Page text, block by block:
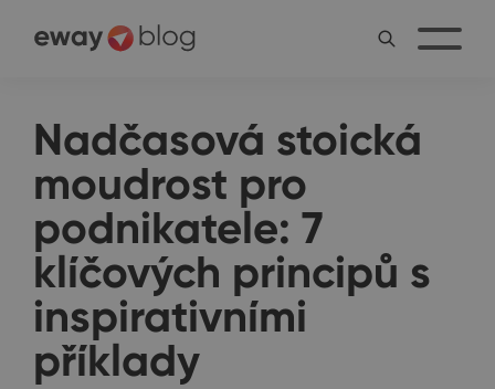
Nadčasová stoická
moudrost pro
podnikatele: 7
klíčových principů s
inspirativními
příklady